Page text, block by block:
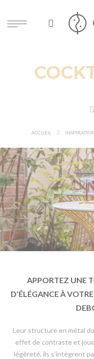
ACCUEIL
APPORTEZ UNE
D’ÉLÉGANCE À
Leur structure en métal
effet de contraste et
légèreté, ils s’intègrent